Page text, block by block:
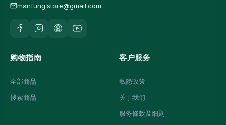
manfung.store@gmail.com
购物指南
全部商品
搜索商品
客户服务
私隐政策
关于我们
服务條款及细則